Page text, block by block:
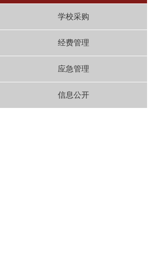
学校采购
经费管理
应急管理
信息公开